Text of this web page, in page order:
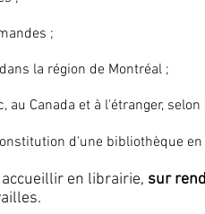
;
la région de Montréal ;
au Canada et à l'étranger,
d'une bibliothèque
en librairie, sur